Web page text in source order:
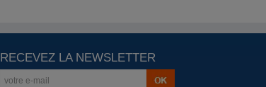
RECEVEZ LA NEWSLETTER